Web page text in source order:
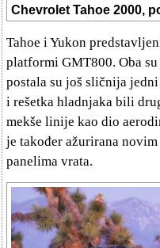
Chevrolet Tahoe 2000,
Tahoe i Yukon
platformi GMT800. Oba
postala su još sličnija
i rešetka hladnjaka bili
mekše linije kao dio
je također ažurirana
panelima vrata.